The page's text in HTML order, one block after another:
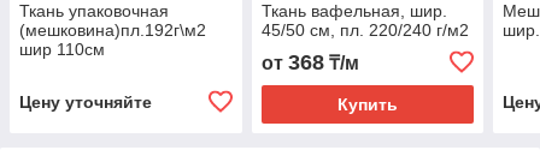
Ткань упаковочная
(мешковина)пл.192г\м2
шир 110см
Цену уточняйте
Ткань вафельная, шир.
45/50 см, пл. 220/240 г/м2
от 368₸/м
Купить